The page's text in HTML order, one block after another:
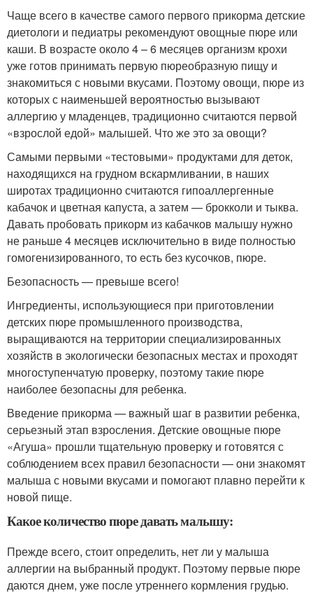
Чаще всего в качестве самого первого прикорма детские
диетологи и педиатры рекомендуют овощные пюре или
каши. В возрасте около 4 – 6 месяцев организм крохи
уже готов принимать первую пюреобразную пищу и
знакомиться с новыми вкусами. Поэтому овощи, пюре из
которых с наименьшей вероятностью вызывают
аллергию у младенцев, традиционно считаются первой
«взрослой едой» малышей. Что же это за овощи?
Самыми первыми «тестовыми» продуктами для деток,
находящихся на грудном вскармливании, в наших
широтах традиционно считаются гипоаллергенные
кабачок и цветная капуста, а затем — брокколи и тыква.
Давать пробовать прикорм из кабачков малышу нужно
не раньше 4 месяцев исключительно в виде полностью
гомогенизированного, то есть без кусочков, пюре.
Безопасность — превыше всего!
Ингредиенты, использующиеся при приготовлении
детских пюре промышленного производства,
выращиваются на территории специализированных
хозяйств в экологически безопасных местах и проходят
многоступенчатую проверку, поэтому такие пюре
наиболее безопасны для ребенка.
Введение прикорма — важный шаг в развитии ребенка,
серьезный этап взросления. Детские овощные пюре
«Агуша» прошли тщательную проверку и готовятся с
соблюдением всех правил безопасности — они знакомят
малыша с новыми вкусами и помогают плавно перейти к
новой пище.
Какое количество пюре давать малышу:
Прежде всего, стоит определить, нет ли у малыша
аллергии на выбранный продукт. Поэтому первые пюре
даются днем, уже после утреннего кормления грудью.